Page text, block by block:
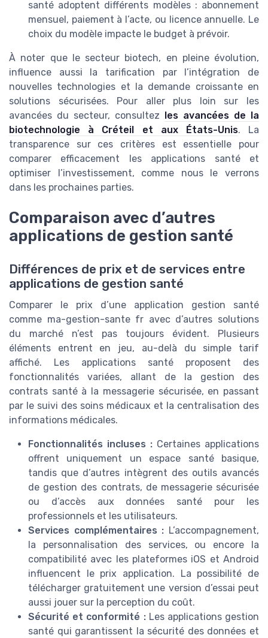
santé adoptent différents modèles : abonnement
mensuel, paiement à l’acte, ou licence annuelle. Le
choix du modèle impacte le budget à prévoir.
À noter que le secteur biotech, en pleine évolution,
influence aussi la tarification par l’intégration de
nouvelles technologies et la demande croissante en
solutions sécurisées. Pour aller plus loin sur les
avancées du secteur, consultez
les avancées de la
biotechnologie à Créteil et aux États-Unis. La
transparence sur ces critères est essentielle pour
comparer efficacement les applications santé et
optimiser l’investissement, comme nous le verrons
dans les prochaines parties.
Comparaison avec d’autres
applications de gestion santé
Différences de prix et de services entre
applications de gestion santé
Comparer le prix d’une application gestion santé
comme ma-gestion-sante fr avec d’autres solutions
du marché n’est pas toujours évident. Plusieurs
éléments entrent en jeu, au-delà du simple tarif
affiché. Les applications santé proposent des
fonctionnalités variées, allant de la gestion des
contrats santé à la messagerie sécurisée, en passant
par le suivi des soins médicaux et la centralisation des
informations médicales.
Fonctionnalités incluses : Certaines applications
offrent uniquement un espace santé basique,
tandis que d’autres intègrent des outils avancés
de gestion des contrats, de messagerie sécurisée
ou d’accès aux données santé pour les
professionnels et les utilisateurs.
Services complémentaires : L’accompagnement,
la personnalisation des services, ou encore la
compatibilité avec les plateformes iOS et Android
influencent le prix application. La possibilité de
télécharger gratuitement une version d’essai peut
aussi jouer sur la perception du coût.
Sécurité et conformité :Les applications gestion
santé qui garantissent la sécurité des données et